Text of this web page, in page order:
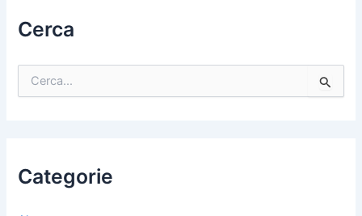
Cerca
Categorie